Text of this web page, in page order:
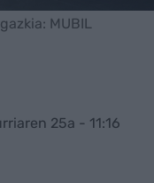
MUBIL
25a - 11:16